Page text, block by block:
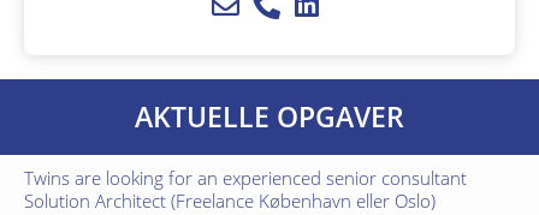
AKTUELLE OPGAVER
Twins are looking for an experienced senior consultant
Solution Architect (Freelance København eller Oslo)